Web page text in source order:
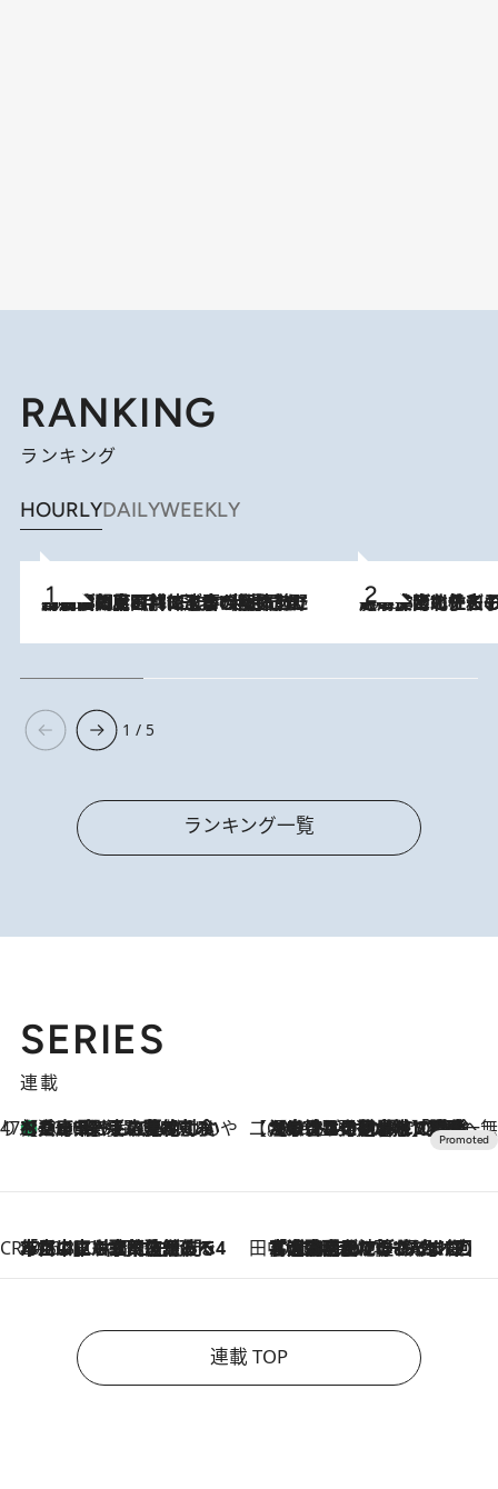
RANKING
ランキング
HOURLYDAILYWEEKLY
2026.8.8
「最後に見られてよかった」上野動物園の東園パンダ舎が解体前に特別公開。8月16日まで延長されたパネル展と共に辿る“半世紀”のパンダ飼育《解体工事の図面あり》 2026.8.3
《「文士の子ども被害者の会」発足！》阿川佐和子（72）が語る遠藤周作に北杜夫、劇作家・矢代静一の子どもたちの“文豪プライベート事件簿”
1 / 5
ランキング一覧
SERIES
連載
47都道府県の手みやげ ひんやりスイーツで夏を満喫
2026.8.8
【兵庫県】この夏絶対食べたい 冷やしておいしいおやつ3選 淡路島の恵みをジェラートに集約 【CREA×星野リゾート】唯一無二。癒しと発見が待つ場所へ
2026.8.7
【トンボの足水浴】ヒノキの香りに包まれて涼感マックス！約13℃の湧水かけ流しを避暑地「星野温泉 トンボの湯」で体験
CREA'S CHOICE
2026.8.7
「立川にも歌舞伎があるんだよ」 片岡仁左衛門・市川中車ら豪華座組みで4年目の立川立飛歌舞伎へ 田中稲の勝手に再ブーム
2026.8.7
「湘南乃風に憧れて」観客大盛上がりの“タオル回し”に、ラッパー顔負けの高速歌唱まで…さだまさし（74）のアグレッシブすぎる現在地
連載 TOP